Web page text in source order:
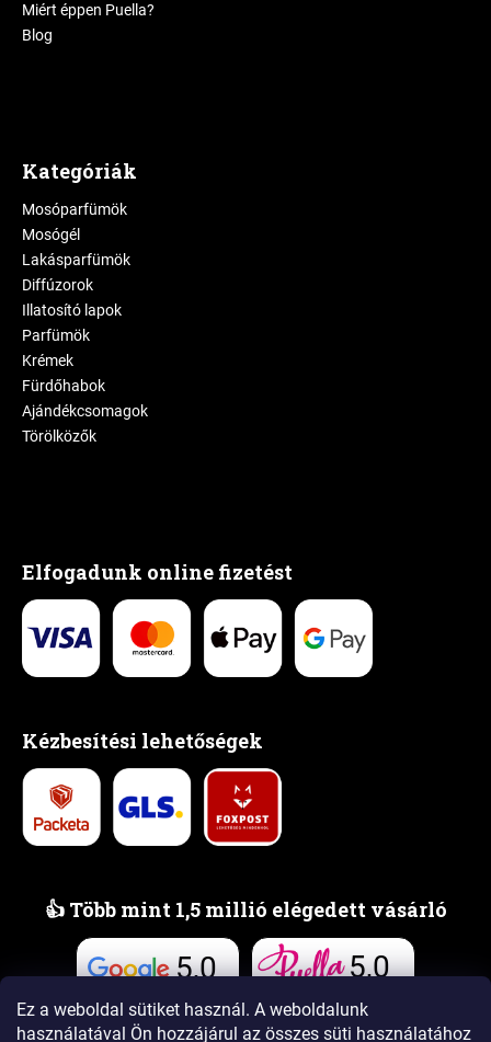
Ez a weboldal sütiket használ. A weboldalunk
használatával Ön hozzájárul az összes süti használatához
Miért éppen Puella?
Blog
Kategóriák
Mosóparfümök
Mosógél
Lakásparfümök
Diffúzorok
Illatosító lapok
Parfümök
Krémek
Fürdőhabok
Ajándékcsomagok
Törölközők
Elfogadunk online fizetést
Kézbesítési lehetőségek
👍 Több mint 1,5 millió elégedett vásárló
5,0
Vélemények
5,0